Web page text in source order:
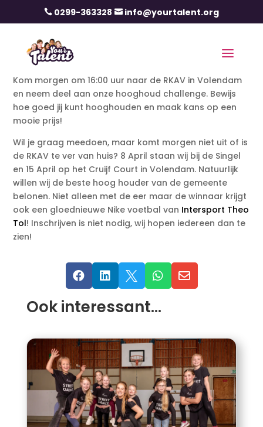
 0299-363328  info@yourtalent.org
Kom morgen om 16:00 uur naar de RKAV in Volendam
en neem deel aan onze hooghoud challenge. Bewijs
hoe goed jij kunt hooghouden en maak kans op een
mooie prijs!
Wil je graag meedoen, maar komt morgen niet uit of is
de RKAV te ver van huis? 8 April staan wij bij de Singel
en 15 April op het Cruijf Court in Volendam. Natuurlijk
willen wij de beste hoog houder van de gemeente
belonen. Niet alleen met de eer maar de winnaar krijgt
ook een gloednieuwe Nike voetbal van Intersport Theo
Tol! Inschrijven is niet nodig, wij hopen iedereen dan te
zien!
    
Ook interessant…